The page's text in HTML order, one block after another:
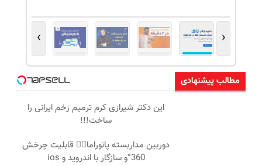
‹
›
مطالب پیشنهادی
این دکتر شیرازی کرم ترمیم زخم ایرانی را
ساخت!!!
دوربین مداربسته پانوراما👈🏻 قابلیت چرخش
360°و سازگار با اندروید و ios